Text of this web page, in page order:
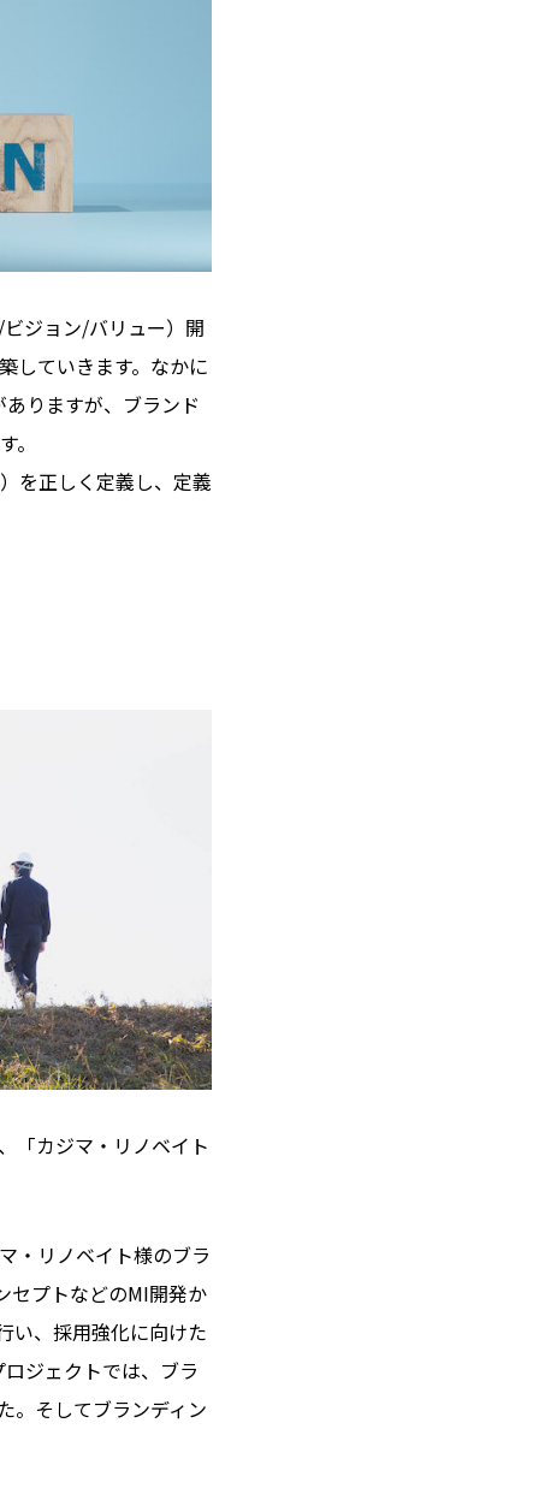
ジョン/バリュー）開
していきます。なかに
りますが、ブランド
。
を正しく定義し、定義
「カジマ・リノベイト
・リノベイト様のブラ
セプトなどのMI開発か
い、採用強化に向けた
ジェクトでは、ブラ
。そしてブランディン